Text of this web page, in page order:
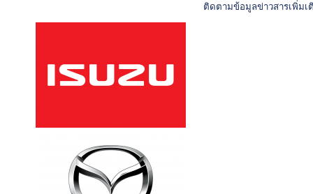
ติดตามข้อมูลข่าวสารเพิ่มเ